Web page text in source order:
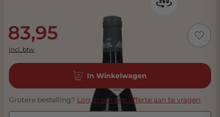
83,95
Incl. btw
In Winkelwagen
Grotere bestelling? Log in om een offerte aan te vragen